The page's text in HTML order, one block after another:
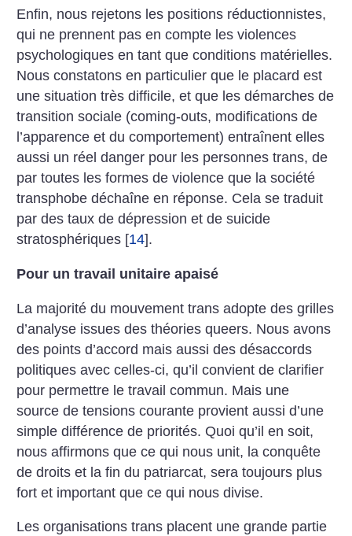
Enfin, nous rejetons les positions réductionnistes,
qui ne prennent pas en compte les violences
psychologiques en tant que conditions matérielles.
Nous constatons en particulier que le placard est
une situation très difficile, et que les démarches de
transition sociale (coming-outs, modifications de
l’apparence et du comportement) entraînent elles
aussi un réel danger pour les personnes trans, de
par toutes les formes de violence que la société
transphobe déchaîne en réponse. Cela se traduit
par des taux de dépression et de suicide
stratosphériques [14].
Pour un travail unitaire apaisé
La majorité du mouvement trans adopte des grilles
d’analyse issues des théories queers. Nous avons
des points d’accord mais aussi des désaccords
politiques avec celles-ci, qu’il convient de clarifier
pour permettre le travail commun. Mais une
source de tensions courante provient aussi d’une
simple différence de priorités. Quoi qu’il en soit,
nous affirmons que ce qui nous unit, la conquête
de droits et la fin du patriarcat, sera toujours plus
fort et important que ce qui nous divise.
Les organisations trans placent une grande partie